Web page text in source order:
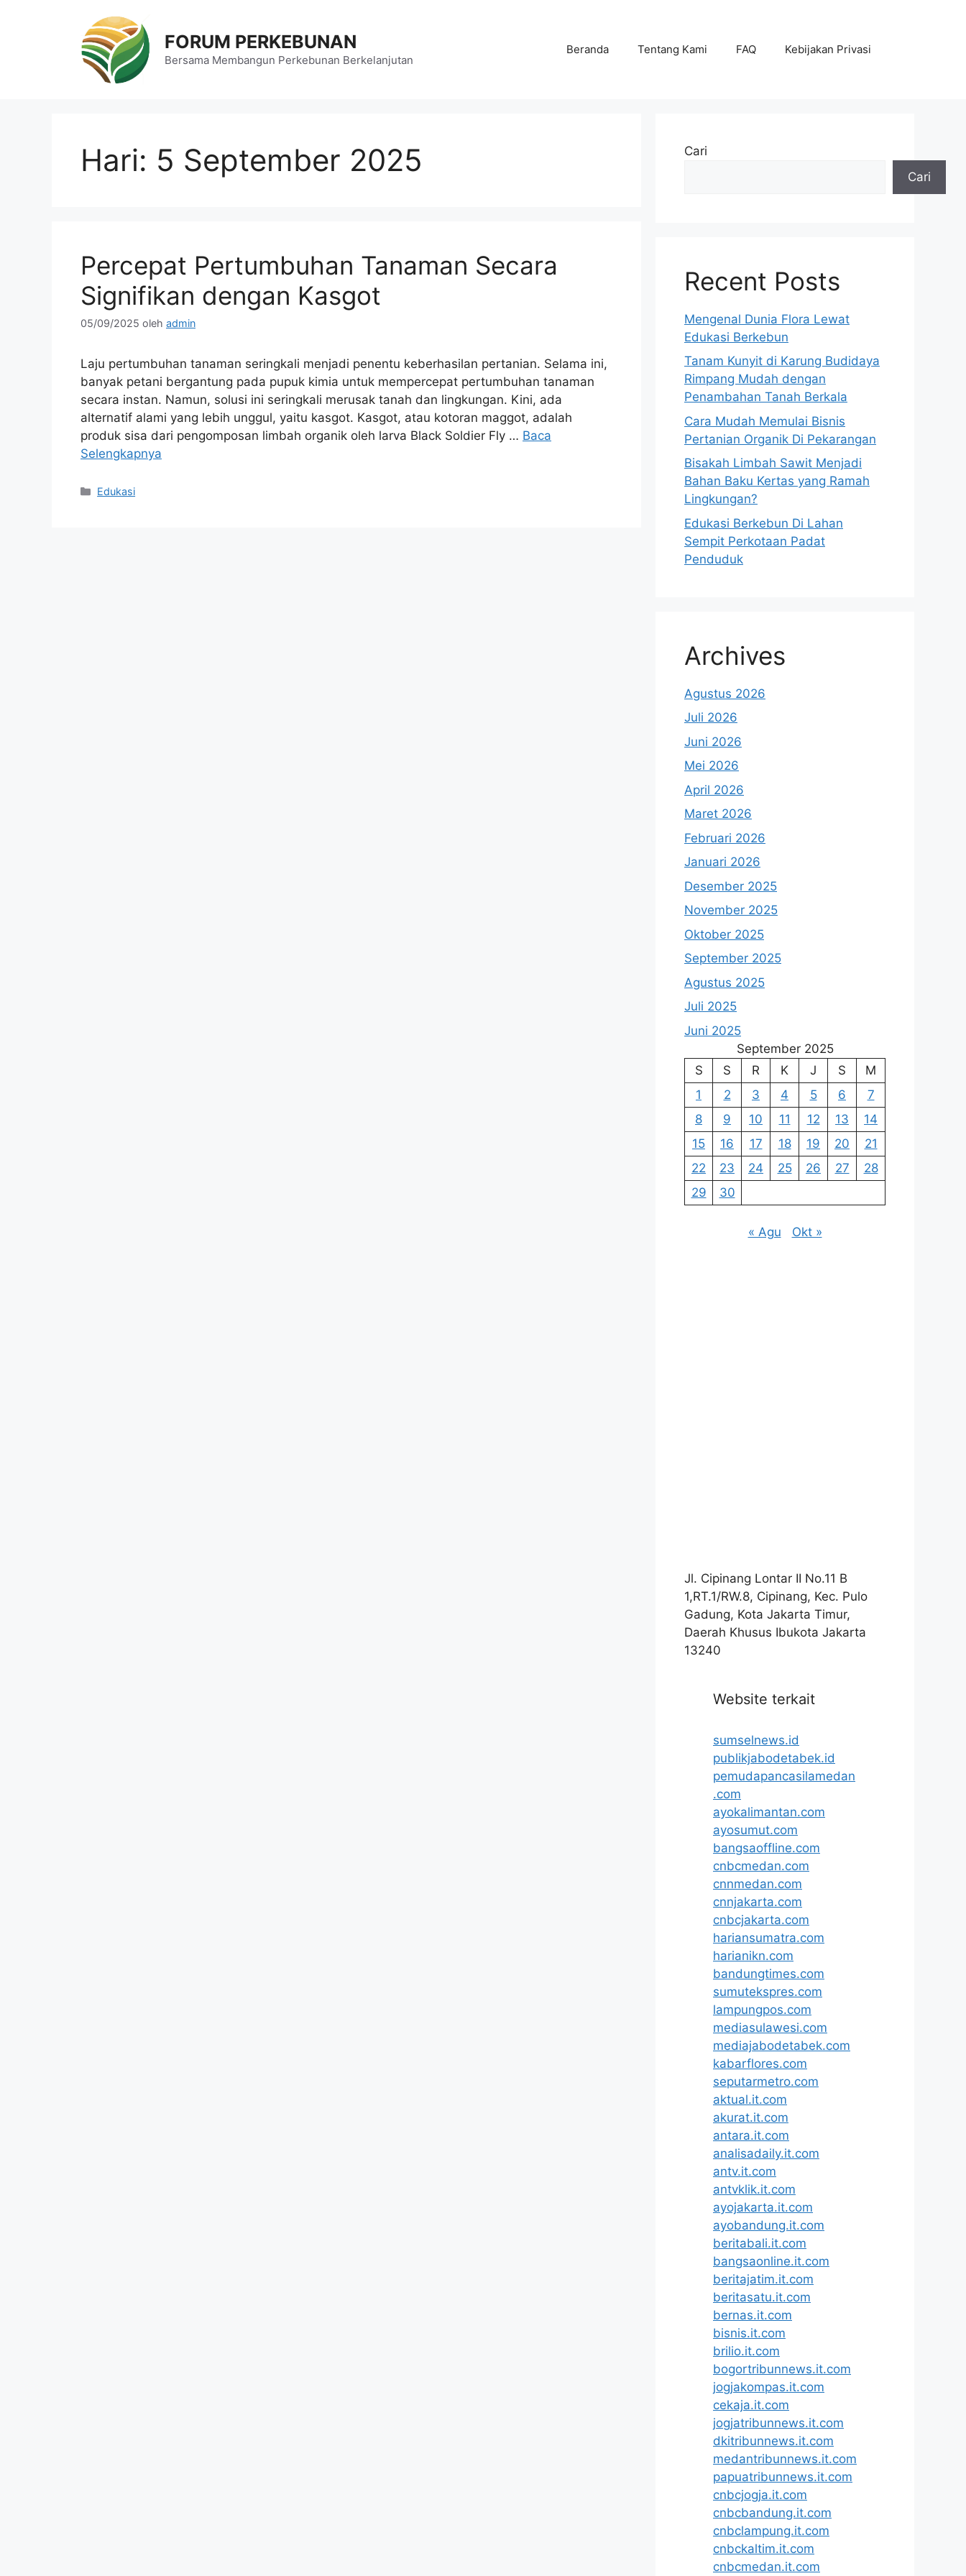
FORUM PERKEBUNAN
Bersama Membangun Perkebunan Berkelanjutan
Beranda Tentang Kami FAQ Kebijakan Privasi
Hari: 5 September 2025
Percepat Pertumbuhan Tanaman Secara
Signifikan dengan Kasgot
05/09/2025 oleh admin
Laju pertumbuhan tanaman seringkali menjadi penentu keberhasilan pertanian. Selama ini,
banyak petani bergantung pada pupuk kimia untuk mempercepat pertumbuhan tanaman
secara instan. Namun, solusi ini seringkali merusak tanah dan lingkungan. Kini, ada
alternatif alami yang lebih unggul, yaitu kasgot. Kasgot, atau kotoran maggot, adalah
produk sisa dari pengomposan limbah organik oleh larva Black Soldier Fly … Baca
Selengkapnya
Kategori
Edukasi
Cari
Cari
Recent Posts
Mengenal Dunia Flora Lewat
Edukasi Berkebun
Tanam Kunyit di Karung Budidaya
Rimpang Mudah dengan
Penambahan Tanah Berkala
Cara Mudah Memulai Bisnis
Pertanian Organik Di Pekarangan
Bisakah Limbah Sawit Menjadi
Bahan Baku Kertas yang Ramah
Lingkungan?
Edukasi Berkebun Di Lahan
Sempit Perkotaan Padat
Penduduk
Archives
Agustus 2026
Juli 2026
Juni 2026
Mei 2026
April 2026
Maret 2026
Februari 2026
Januari 2026
Desember 2025
November 2025
Oktober 2025
September 2025
Agustus 2025
Juli 2025
Juni 2025
September 2025
S
S R K J S
M
1
2 3 4 5 6
7
8
9 10 11 12 13
14
15
16 17 18 19 20
21
22
23 24 25 26 27
28
29
30
« Agu Okt »
Jl. Cipinang Lontar II No.11 B
1,RT.1/RW.8, Cipinang, Kec. Pulo
Gadung, Kota Jakarta Timur,
Daerah Khusus Ibukota Jakarta
13240
Website terkait
sumselnews.id
publikjabodetabek.id
pemudapancasilamedan
.com
ayokalimantan.com
ayosumut.com
bangsaoffline.com
cnbcmedan.com
cnnmedan.com
cnnjakarta.com
cnbcjakarta.com
hariansumatra.com
harianikn.com
bandungtimes.com
sumutekspres.com
lampungpos.com
mediasulawesi.com
mediajabodetabek.com
kabarflores.com
seputarmetro.com
aktual.it.com
akurat.it.com
antara.it.com
analisadaily.it.com
antv.it.com
antvklik.it.com
ayojakarta.it.com
ayobandung.it.com
beritabali.it.com
bangsaonline.it.com
beritajatim.it.com
beritasatu.it.com
bernas.it.com
bisnis.it.com
brilio.it.com
bogortribunnews.it.com
jogjakompas.it.com
cekaja.it.com
jogjatribunnews.it.com
dkitribunnews.it.com
medantribunnews.it.com
papuatribunnews.it.com
cnbcjogja.it.com
cnbcbandung.it.com
cnbclampung.it.com
cnbckaltim.it.com
cnbcmedan.it.com